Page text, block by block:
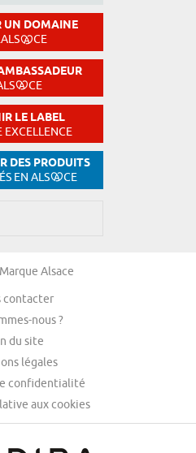
UN DOMAINE
CE
CE
LE LABEL
EXCELLENCE
DES PRODUITS
EN ALS CE
Alsace
contacter
nous ?
du site
légales
confidentialité
aux cookies